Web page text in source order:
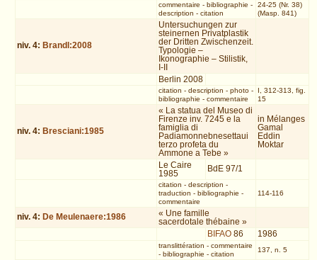
commentaire - bibliographie -
description - citation
24-25 (Nr. 38)
(Masp. 841)
niv. 4: Brandl:2008
Untersuchungen zur
steinernen Privatplastik
der Dritten Zwischenzeit.
Typologie –
Ikonographie – Stilistik,
I-II
Berlin 2008
citation - description - photo-
bibliographie - commentaire
I, 312-313, fig.
15
niv. 4: Bresciani:1985
« La statua del Museo di
Firenze inv. 7245 e la
famiglia di
Padiamonnebnesettaui
terzo profeta du
Ammone a Tebe »
in Mélanges
Gamal
Eddin
Moktar
Le Caire
1985
BdE 97/1
citation - description -
traduction - bibliographie -
commentaire
114-116
niv. 4: De Meulenaere:1986
« Une famille
sacerdotale thébaine »
BIFAO 86 1986
translittération - commentaire
- bibliographie - citation
137, n. 5